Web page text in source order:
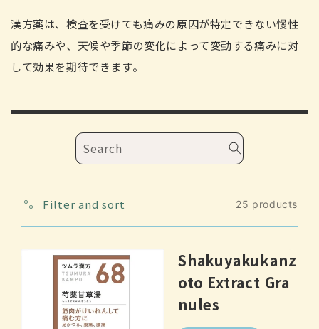
l
e
c
o
漢方薬は、検査を受けても痛みの原因が特定できない慢性
的な痛みや、天候や季節の変化によって変動する痛みに対
して効果を期待できます。
Search
Filter and sort 25 products
Shakuyakukanz
oto Extract Gra
nules